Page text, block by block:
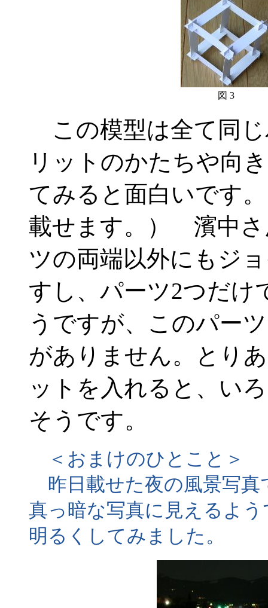
図 3
この模型は全て同
リットのかたちや向
てみると面白いです
載せます。） 濱中さ
ツの両端以外にもジ
すし、パーツ2つだけ
うですが、このパー
がありません。とり
ットを入れると、い
そうです。
＜おまけのひとこと＞
昨日載せた夜の風景写真
真っ暗な写真に見えるよ
明るくしてみました。